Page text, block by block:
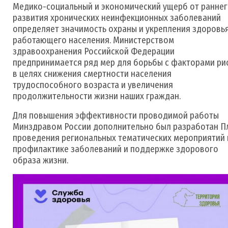
Медико-социальный и экономический ущерб от
развития хронических неинфекционных заболеваний
определяет значимость охраны и укрепления
работающего населения. Министерством
здравоохранения Российской Федерации
предпринимается ряд мер для борьбы с факторами
в целях снижения смертности населения
трудоспособного возраста и увеличения
продолжительности жизни наших граждан.
Для повышения эффективности проводимой работы
Минздравом России дополнительно был разработан
проведения региональных тематических мероприятий
профилактике заболеваний и поддержке здорового
образа жизни.